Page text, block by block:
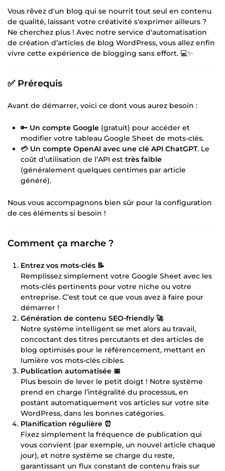
Vous rêvez d'un blog qui se nourrit tout seul en contenu
de qualité, laissant votre créativité s'exprimer ailleurs ?
Ne cherchez plus ! Avec notre service d'automatisation
de création d’articles de blog WordPress, vous allez enfin
vivre cette expérience de blogging sans effort. 💻✨
✅ Prérequis
Avant de démarrer, voici ce dont vous aurez besoin :
🔑 Un compte Google (gratuit) pour accéder et
modifier votre tableau Google Sheet de mots-clés.
💳 Un compte OpenAI avec une clé API ChatGPT. Le
coût d’utilisation de l’API est très faible
(généralement quelques centimes par article
généré).
Nous vous accompagnons bien sûr pour la configuration
de ces éléments si besoin !
Comment ça marche ?
Entrez vos mots-clés 📝
Remplissez simplement votre Google Sheet avec les
mots-clés pertinents pour votre niche ou votre
entreprise. C’est tout ce que vous avez à faire pour
démarrer !
Génération de contenu SEO-friendly 🚀
Notre système intelligent se met alors au travail,
concoctant des titres percutants et des articles de
blog optimisés pour le référencement, mettant en
lumière vos mots-clés cibles.
Publication automatisée 📅
Plus besoin de lever le petit doigt ! Notre système
prend en charge l’intégralité du processus, en
postant automatiquement vos articles sur votre site
WordPress, dans les bonnes catégories.
Planification régulière ⏰
Fixez simplement la fréquence de publication qui
vous convient (par exemple, un nouvel article chaque
jour), et notre système se charge du reste,
garantissant un flux constant de contenu frais sur